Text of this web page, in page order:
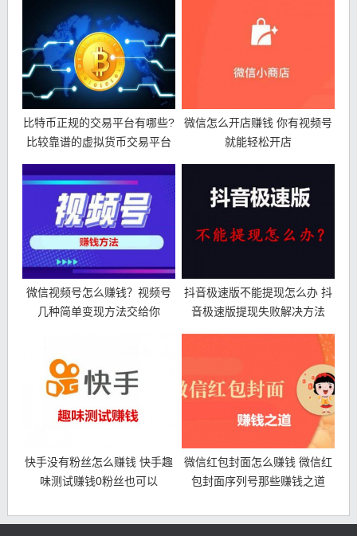
比特币正规的交易平台有哪些?
比较靠谱的虚拟货币交易平台
微信怎么开店赚钱 你有视频号
就能轻松开店
微信视频号怎么赚钱？视频号
几种简单变现方法交给你
抖音极速版不能提现怎么办 抖
音极速版提现失败解决方法
快手没有粉丝怎么赚钱 快手趣
味测试赚钱0粉丝也可以
微信红包封面怎么赚钱 微信红
包封面序列号那些赚钱之道